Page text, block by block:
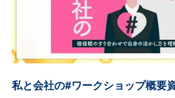
私と会社の#ワークショップ概要